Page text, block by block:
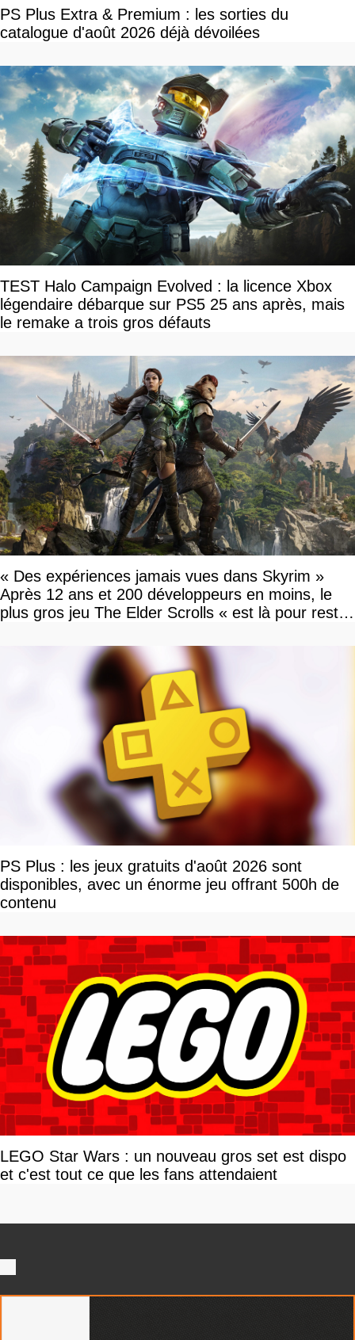
PS Plus Extra & Premium : les sorties du
catalogue d'août 2026 déjà dévoilées
TEST Halo Campaign Evolved : la licence Xbox
légendaire débarque sur PS5 25 ans après, mais
le remake a trois gros défauts
« Des expériences jamais vues dans Skyrim »
Après 12 ans et 200 développeurs en moins, le
plus gros jeu The Elder Scrolls « est là pour rester
PS Plus : les jeux gratuits d'août 2026 sont
disponibles, avec un énorme jeu offrant 500h de
contenu
LEGO Star Wars : un nouveau gros set est dispo
et c'est tout ce que les fans attendaient